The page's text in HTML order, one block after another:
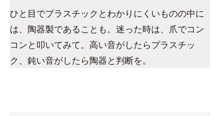
ひと目でプラスチックとわかりにくいものの中に
は、陶器製であることも。迷った時は、爪でコン
コンと叩いてみて。高い音がしたらプラスチッ
ク、鈍い音がしたら陶器と判断を。